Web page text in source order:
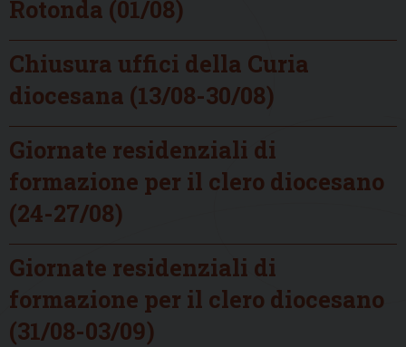
Rotonda (01/08)
Chiusura uffici della Curia
diocesana (13/08-30/08)
Giornate residenziali di
formazione per il clero diocesano
(24-27/08)
Giornate residenziali di
formazione per il clero diocesano
(31/08-03/09)